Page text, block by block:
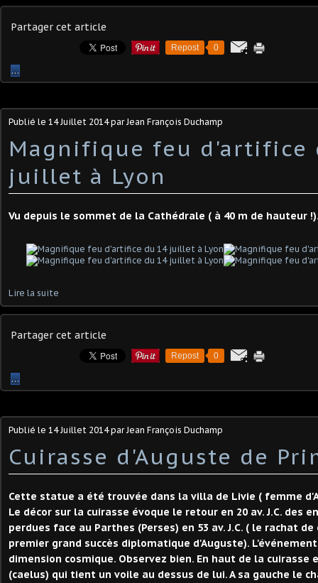
Partager cet article
Repost 0
…
Publié le 14 Juillet 2014par Jean François Duchamp
Magnifique feu d'artifice
juillet à Lyon
Vu depuis le sommet de la Cathédrale ( à 40 m de hauteur
Lire la suite
Partager cet article
Repost 0
…
Publié le 14 Juillet 2014par Jean François Duchamp
Cuirasse d'Auguste de
Cette statue a été trouvée dans la villa de Livie ( femme
Le décor sur la cuirasse évoque le retour en 20 av. J.C. des
perdues face au Parthes (Perses) en 53 av. J.C. ( le rachat
premier grand succès diplomatique d'Auguste).
dimension cosmique. Observez bien. En haut de la
(caelus) qui tient un voile au dessus de lui. A sa gauche le